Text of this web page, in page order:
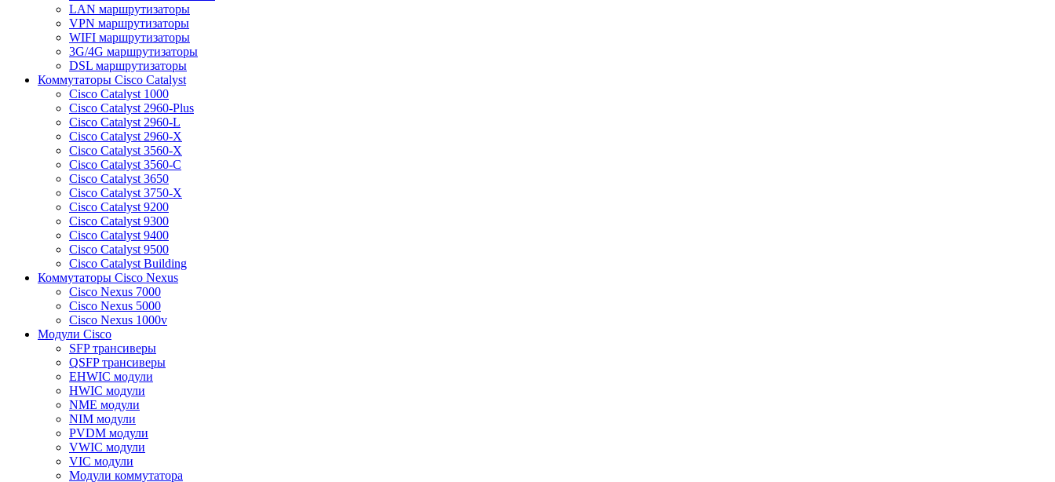
LAN маршрутизаторы
VPN маршрутизаторы
WIFI маршрутизаторы
3G/4G маршрутизаторы
DSL маршрутизаторы
Коммутаторы Cisco Catalyst
Cisco Catalyst 1000
Cisco Catalyst 2960-Plus
Cisco Catalyst 2960-L
Cisco Catalyst 2960-X
Cisco Catalyst 3560-X
Cisco Catalyst 3560-C
Cisco Catalyst 3650
Cisco Catalyst 3750-X
Cisco Catalyst 9200
Cisco Catalyst 9300
Cisco Catalyst 9400
Cisco Catalyst 9500
Cisco Catalyst Building
Коммутаторы Cisco Nexus
Cisco Nexus 7000
Cisco Nexus 5000
Cisco Nexus 1000v
Модули Cisco
SFP трансиверы
QSFP трансиверы
EHWIC модули
HWIC модули
NME модули
NIM модули
PVDM модули
VWIC модули
VIC модули
Модули коммутатора